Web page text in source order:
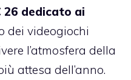
26 dedicato ai
dei videogiochi
l’atmosfera della
attesa dell’anno.